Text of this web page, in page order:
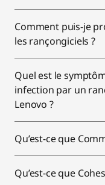
Comment puis-je
les rançongiciels ?
Quel est le
infection par un
Lenovo ?
Qu’est-ce que
Qu’est-ce que